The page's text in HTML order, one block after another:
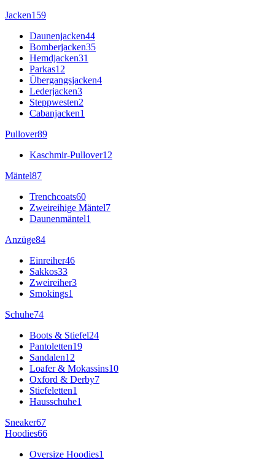
Jacken159
Daunenjacken44
Bomberjacken35
Hemdjacken31
Parkas12
Übergangsjacken4
Lederjacken3
Steppwesten2
Cabanjacken1
Pullover89
Kaschmir-Pullover12
Mäntel87
Trenchcoats60
Zweireihige Mäntel7
Daunenmäntel1
Anzüge84
Einreiher46
Sakkos33
Zweireiher3
Smokings1
Schuhe74
Boots & Stiefel24
Pantoletten19
Sandalen12
Loafer & Mokassins10
Oxford & Derby7
Stiefeletten1
Hausschuhe1
Sneaker67
Hoodies66
Oversize Hoodies1